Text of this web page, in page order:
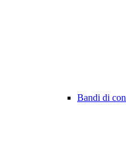
Bandi di